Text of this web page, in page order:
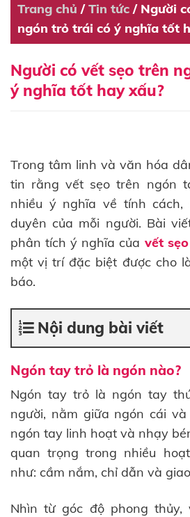
Trang chủ /Tin tức / Người
ngón trỏ trái có ý nghĩa tốt
Người có vết sẹo trên
ý nghĩa tốt hay xấu?
Trong tâm linh và văn hóa
tin rằng vết sẹo trên ngón
nhiều ý nghĩa về tính
duyên của mỗi người. Bài
phân tích ý nghĩa của vết
một vị trí đặc biệt được cho
báo.
Nội dung bài viết
Ngón tay trỏ là ngón nào?
Ngón tay trỏ là ngón tay
người, nằm giữa ngón cái
ngón tay linh hoạt và nhạy
quan trọng trong nhiều
như: cầm nắm, chỉ dẫn và
Nhìn từ góc độ phong